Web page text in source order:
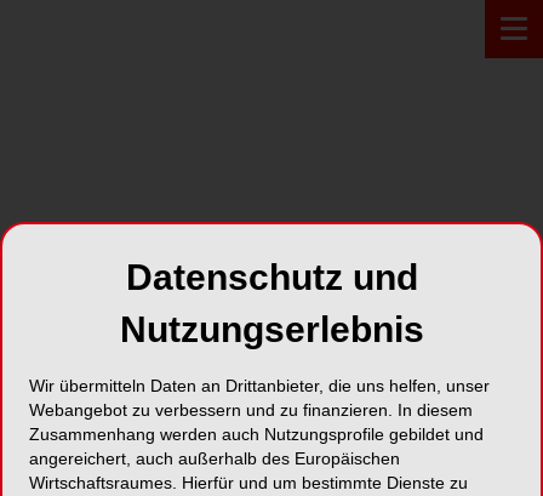
PROFIL*
dentognostics GmbH
42697 Solingen
Karte
Datenschutz und
Nutzungserlebnis
Wir übermitteln Daten an Drittanbieter, die uns helfen, unser
Webangebot zu verbessern und zu finanzieren. In diesem
Zusammenhang werden auch Nutzungsprofile gebildet und
angereichert, auch außerhalb des Europäischen
Wirtschaftsraumes. Hierfür und um bestimmte Dienste zu